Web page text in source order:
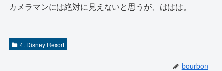
カメラマンには絶対に見えないと思うが、ははは。
4. Disney Resort
bourbon